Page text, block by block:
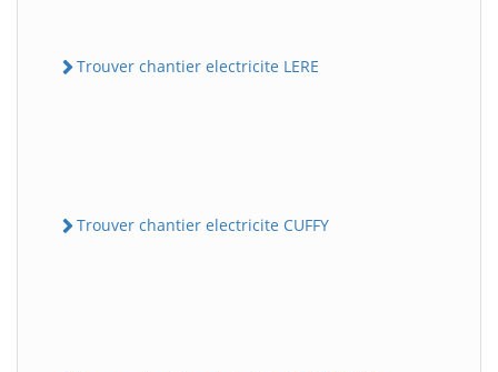
Trouver chantier electricite LERE
Trouver chantier electricite CUFFY